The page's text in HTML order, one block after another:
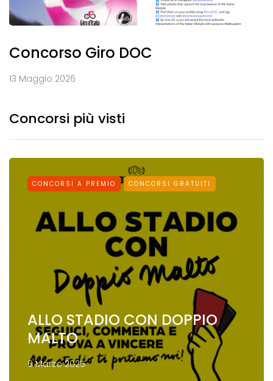
Concorso Giro DOC
13 Maggio 2026
Concorsi più visti
CONCORSI A PREMIO CONCORSI GRATUITI
ALLO STADIO CON DOPPIO
MALTO
6 Marzo 2025